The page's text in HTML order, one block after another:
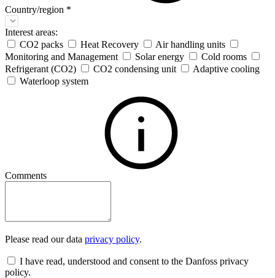
Country/region *
Interest areas:
CO2 packs
Heat Recovery
Air handling units
Monitoring and Management
Solar energy
Cold rooms
Refrigerant (CO2)
CO2 condensing unit
Adaptive cooling
Waterloop system
Comments
Please read our data privacy policy.
I have read, understood and consent to the Danfoss privacy
policy.